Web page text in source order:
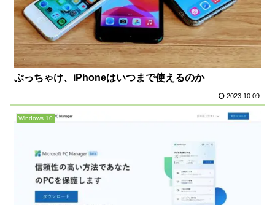
ぶっちゃけ、iPhoneはいつまで使えるのか
2023.10.09
Windows 10